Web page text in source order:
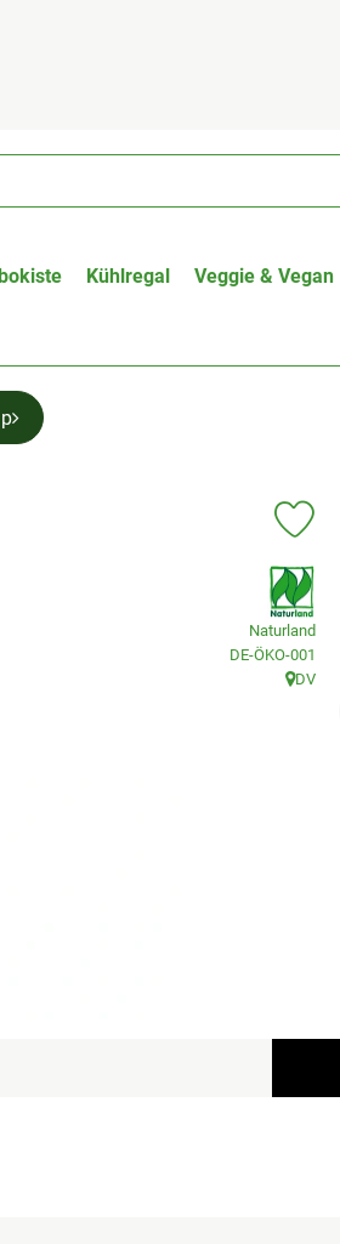
Kühlregal Veggie & Vegan
, Verband:
Naturland
, Kontrollstelle:
DE-ÖKO-001
,
DV